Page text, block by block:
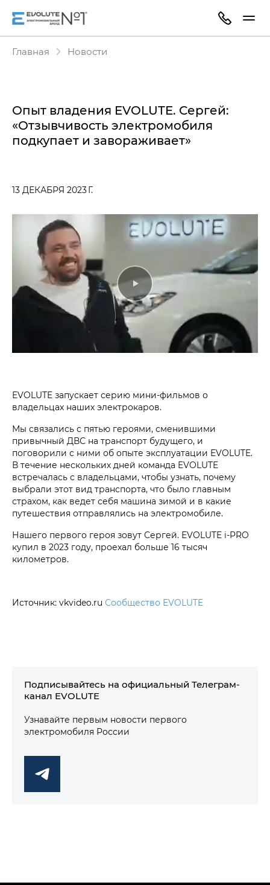
Главная Новости
Опыт владения EVOLUTE. Сергей:
«Отзывчивость электромобиля
подкупает и завораживает»
13 ДЕКАБРЯ 2023 Г.
EVOLUTE запускает серию мини-фильмов о
владельцах наших электрокаров.
Мы связались с пятью героями, сменившими
привычный ДВС на транспорт будущего, и
поговорили с ними об опыте эксплуатации EVOLUTE.
В течение нескольких дней команда EVOLUTE
встречалась с владельцами, чтобы узнать, почему
выбрали этот вид транспорта, что было главным
страхом, как ведет себя машина зимой и в какие
путешествия отправлялись на электромобиле.
Нашего первого героя зовут Сергей. EVOLUTE i‑PRO
купил в 2023 году, проехал больше 16 тысяч
километров.
Источник: vkvideo.ru Сообщество EVOLUTE
Подписывайтесь на официальный Телеграм-
канал EVOLUTE
Узнавайте первым новости первого
электромобиля России